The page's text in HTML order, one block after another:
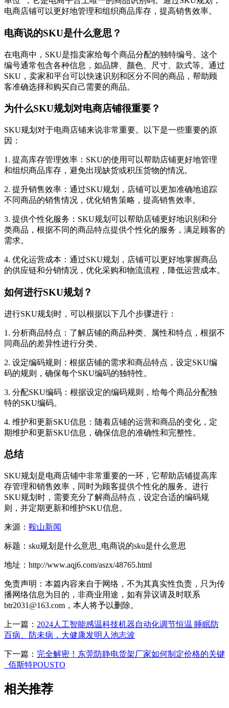
电商店铺可以更好地管理和组织商品库存，提高销售效率。
电商说的SKU是什么意思？
在电商中，SKU是指卖家给每个商品分配的独特编号。这个
编号通常包含各种信息，如品牌、颜色、尺寸、款式等。通过
SKU，卖家和平台可以快速识别和区分不同的商品，帮助顾
客准确选择和购买自己需要的商品。
为什么SKU规划对电商店铺很重要？
SKU规划对于电商店铺来说非常重要。以下是一些重要的原
因：
1. 提高库存管理效率：SKU的使用可以帮助店铺更好地管理
和组织商品库存，避免出现缺货或积压货物的情况。
2. 提升销售效率：通过SKU规划，店铺可以更加准确地追踪
不同商品的销售情况，优化销售策略，提高销售效率。
3. 提供个性化服务：SKU规划可以帮助店铺更好地识别和分
类商品，根据不同的商品特点提供个性化的服务，满足顾客的
需求。
4. 优化运营成本：通过SKU规划，店铺可以更好地掌握商品
的供应链和分销情况，优化采购和物流流程，降低运营成本。
如何进行SKU规划？
进行SKU规划时，可以根据以下几个步骤进行：
1. 分析商品特点：了解店铺的商品种类、属性和特点，根据不
同商品的差异性进行分类。
2. 设定编码规则：根据店铺的需求和商品特点，设定SKU编
码的规则，确保每个SKU编码的独特性。
3. 分配SKU编码：根据设定的编码规则，给每个商品分配独
特的SKU编码。
4. 维护和更新SKU信息：随着店铺的运营和商品的变化，定
期维护和更新SKU信息，确保信息的准确性和完整性。
总结
SKU规划是电商店铺中非常重要的一环，它帮助店铺提高库
存管理和销售效率，同时为顾客提供个性化的服务。进行
SKU规划时，需要充分了解商品特点，设定合适的编码规
则，并定期更新和维护SKU信息。
来源： 鞍山新闻
标题：sku规划是什么意思_电商说的sku是什么意思
地址：http://www.aqj6.com/aszx/48765.html
免责声明：本篇内容来自于网络，不为其真实性负责，只为传
播网络信息为目的，非商业用途，如有异议请及时联系
btr2031@163.com，本人将予以删除。
上一篇： 2024人工智能感温科技机器自动化调节恒温 睡眠防
百病、防未病，大健康发明人池志波
下一篇： 完全解密！东莞防静电货架厂家如何制定价格的关键
_佰斯特POUSTO
相关推荐